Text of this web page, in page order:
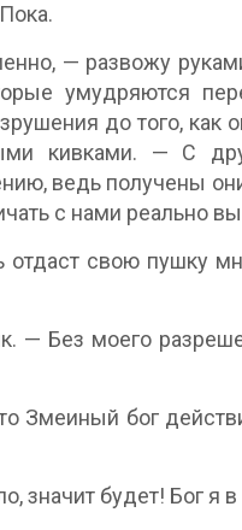
— развожу
умудряются
до того,
кивками. — С
ведь получены
с нами реально
свою пушку
— Без моего
Змеиный бог
будет! Бог я в